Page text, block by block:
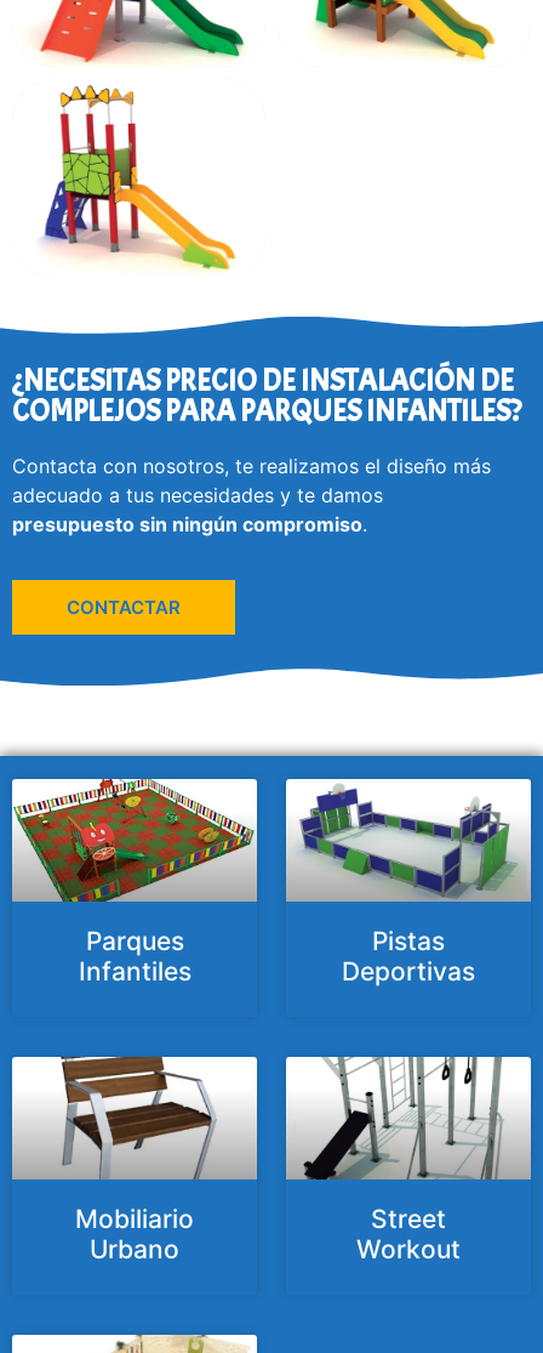
¿NECESITAS PRECIO DE INSTALACIÓN DE
COMPLEJOS PARA PARQUES INFANTILES?
Contacta con nosotros, te realizamos el diseño más
adecuado a tus necesidades y te damos
presupuesto sin ningún compromiso.
CONTACTAR
Parques
Infantiles
Pistas
Deportivas
Mobiliario
Urbano
Street
Workout